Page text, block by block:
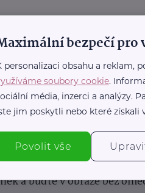
(nejen)
a buďte v obraze bez
bezpečí pro
personalizaci obsahu a reklam,
soubory cookie.
média, inzerci a analýzy.
jim poskytli nebo které získali
Povolit vše